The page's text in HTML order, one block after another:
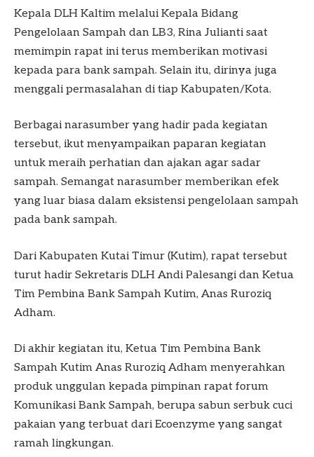
Kepala DLH Kaltim melalui Kepala Bidang
Pengelolaan Sampah dan LB3, Rina Julianti saat
memimpin rapat ini terus memberikan motivasi
kepada para bank sampah. Selain itu, dirinya juga
menggali permasalahan di tiap Kabupaten/Kota.
Berbagai narasumber yang hadir pada kegiatan
tersebut, ikut menyampaikan paparan kegiatan
untuk meraih perhatian dan ajakan agar sadar
sampah. Semangat narasumber memberikan efek
yang luar biasa dalam eksistensi pengelolaan sampah
pada bank sampah.
Dari Kabupaten Kutai Timur (Kutim), rapat tersebut
turut hadir Sekretaris DLH Andi Palesangi dan Ketua
Tim Pembina Bank Sampah Kutim, Anas Ruroziq
Adham.
Di akhir kegiatan itu, Ketua Tim Pembina Bank
Sampah Kutim Anas Ruroziq Adham menyerahkan
produk unggulan kepada pimpinan rapat forum
Komunikasi Bank Sampah, berupa sabun serbuk cuci
pakaian yang terbuat dari Ecoenzyme yang sangat
ramah lingkungan.